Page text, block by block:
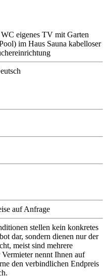
WC eigenes TV mit Garten
im Haus Sauna kabelloser
auf Anfrage
stellen kein konkretes
dar, sondern dienen nur der
meist sind mehrere
nennt Ihnen auf
den verbindlichen Endpreis